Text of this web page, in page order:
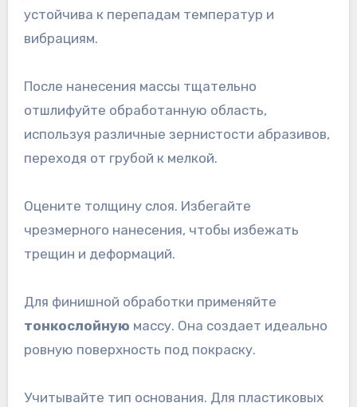
устойчива к перепадам температур и
вибрациям.
После нанесения массы тщательно
отшлифуйте обработанную область,
используя различные зернистости абразивов,
переходя от грубой к мелкой.
Оцените толщину слоя. Избегайте
чрезмерного нанесения, чтобы избежать
трещин и деформаций.
Для финишной обработки применяйте
тонкослойную массу. Она создает идеально
ровную поверхность под покраску.
Учитывайте тип основания. Для пластиковых